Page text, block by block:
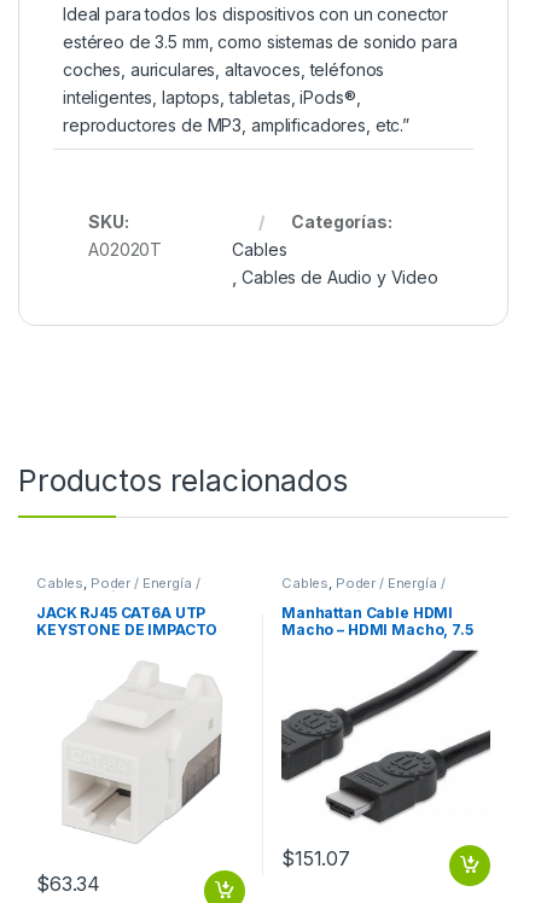
Ideal para todos los dispositivos con un conector
estéreo de 3.5 mm, como sistemas de sonido para
coches, auriculares, altavoces, teléfonos
inteligentes, laptops, tabletas, iPods®,
reproductores de MP3, amplificadores, etc.”
SKU:
A02020T
Categorías:
Cables
,Cables de Audio y Video
Productos relacionados
Cables Poder / Energía /
Alimentación
JACK RJ45 CAT6A UTP
KEYSTONE DE IMPACTO
$63.34
Cables Poder / Energía /
Alimentación
Manhattan Cable HDMI
Macho – HDMI Macho, 7.5
$151.07